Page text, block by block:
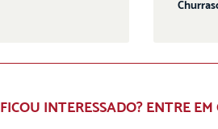
FICOU INTERESSADO? ENTRE